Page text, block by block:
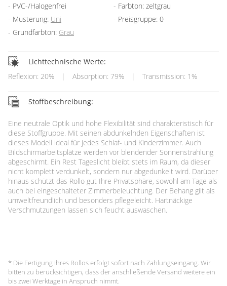
PVC-/Halogenfrei
Farbton: zeltgrau
Musterung: Uni
Preisgruppe: 0
Grundfarbton: Grau
Lichttechnische Werte:
Reflexion: 20%
| Absorption: 79% | Transmission: 1%
Stoffbeschreibung:
Eine neutrale Optik und hohe Flexibilität sind charakteristisch für
diese Stoffgruppe. Mit seinen abdunkelnden Eigenschaften ist
dieses Modell ideal für jedes Schlaf- und Kinderzimmer. Auch
Bildschirmarbeitsplätze werden vor blendender Sonnenstrahlung
abgeschirmt. Ein Rest Tageslicht bleibt stets im Raum, da dieser
nicht komplett verdunkelt, sondern nur abgedunkelt wird. Darüber
hinaus schützt das Rollo gut Ihre Privatsphäre, sowohl am Tage als
auch bei eingeschalteter Zimmerbeleuchtung. Der Behang gilt als
umweltfreundlich und besonders pflegeleicht. Hartnäckige
Verschmutzungen lassen sich feucht auswaschen.
* Die Fertigung Ihres Rollos erfolgt sofort nach Zahlungseingang. Wir
bitten zu berücksichtigen, dass der anschließende Versand weitere ein
bis zwei Werktage in Anspruch nimmt.